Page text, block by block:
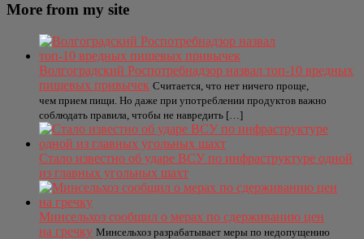
More from my site
Волгоградский Роспотребнадзор назвал топ-10 вредных
пищевых привычек Считается, что нет ничего проще,
чем прием пищи. Но даже при употреблении продуктов важно
соблюдать правила, чтобы не навредить […]
Стало известно об ударе ВСУ по инфраструктуре одной
из главных угольных шахт
Минсельхоз сообщил о мерах по сдерживанию цен
на гречку Минсельхоз разрабатывает меры по недопущению